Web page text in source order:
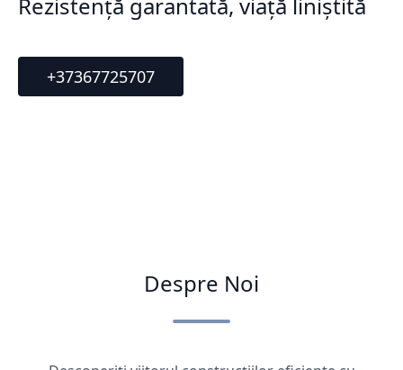
+37367725707
Despre Noi